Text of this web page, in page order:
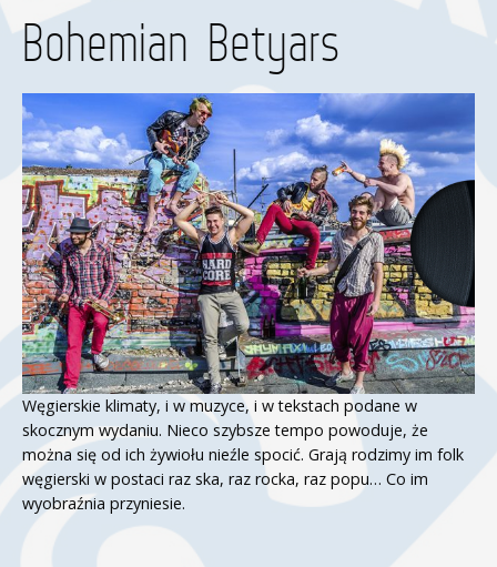
Bohemian Betyars
Węgierskie klimaty, i w muzyce, i w tekstach podane w
skocznym wydaniu. Nieco szybsze tempo powoduje, że
można się od ich żywiołu nieźle spocić. Grają rodzimy im folk
węgierski w postaci raz ska, raz rocka, raz popu… Co im
wyobraźnia przyniesie.